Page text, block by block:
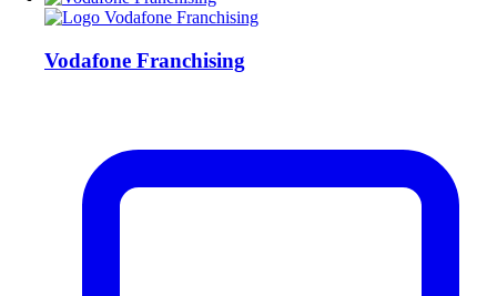
Vodafone Franchising